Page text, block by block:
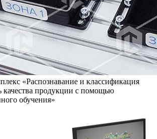
«Распознавание и классификация
качества продукции с помощью
обучения»